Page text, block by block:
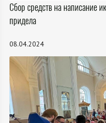
Сбор средств на написание
придела
08.04.2024